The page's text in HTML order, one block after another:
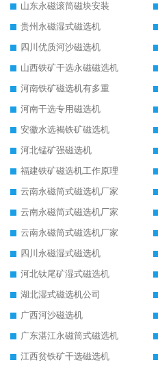
山东永磁滚筒磁块安装
贵州永磁湿式磁选机
四川优质河沙磁选机
山西铁矿干选永磁磁选机
河南铁矿磁选机有多重
河南干选专用磁选机
安徽水选褐铁矿磁选机
河北锰矿强磁选机
福建铁矿磁选机工作原理
云南永磁筒式磁选机厂家
云南永磁筒式磁选机厂家
云南永磁筒式磁选机厂家
四川永磁湿式磁选机
河北钛尾矿湿式磁选机
湖北湿式磁选机公司
广西河沙磁选机
广东湛江永磁筒式磁选机
江西贫铁矿干选磁选机